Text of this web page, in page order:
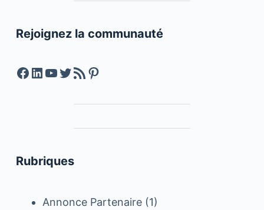
Rejoignez la communauté
Facebook
LinkedIn
YouTube
Twitter
Feed RSSPinterest
Rubriques
Annonce Partenaire(1)